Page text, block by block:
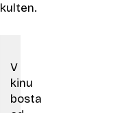
kulten.
V
kinu
bosta